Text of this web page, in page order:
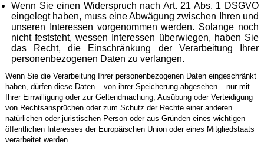
Wenn Sie einen Widerspruch nach Art. 21 Abs. 1 DSGVO
eingelegt haben, muss eine Abwägung zwischen Ihren und
unseren Interessen vorgenommen werden. Solange noch
nicht feststeht, wessen Interessen überwiegen, haben Sie
das Recht, die Einschränkung der Verarbeitung Ihrer
personenbezogenen Daten zu verlangen.
Wenn Sie die Verarbeitung Ihrer personenbezogenen Daten eingeschränkt
haben, dürfen diese Daten – von ihrer Speicherung abgesehen – nur mit
Ihrer Einwilligung oder zur Geltendmachung, Ausübung oder Verteidigung
von Rechtsansprüchen oder zum Schutz der Rechte einer anderen
natürlichen oder juristischen Person oder aus Gründen eines wichtigen
öffentlichen Interesses der Europäischen Union oder eines Mitgliedstaats
verarbeitet werden.